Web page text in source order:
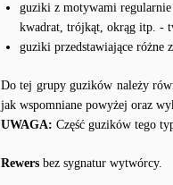
guziki z motywami
kwadrat, trójkąt, okrąg itp. -
guziki przedstawiające
Do tej grupy guzików należy
jak wspomniane powyżej oraz
UWAGA: Część guzików tego
Rewers bez sygnatur wytwórcy.